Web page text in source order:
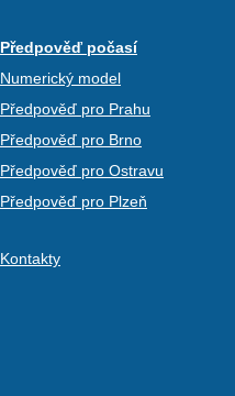
Předpověď počasí
Numerický model
Předpověď pro Prahu
Předpověď pro Brno
Předpověď pro Ostravu
Předpověď pro Plzeň
Kontakty